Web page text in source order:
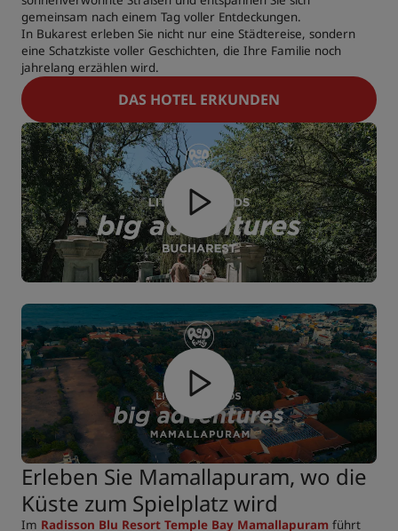
gemeinsam nach einem Tag voller Entdeckungen.
In Bukarest erleben Sie nicht nur eine Städtereise, sondern
eine Schatzkiste voller Geschichten, die Ihre Familie noch
jahrelang erzählen wird.
DAS HOTEL ERKUNDEN
Erleben Sie Mamallapuram, wo die
Küste zum Spielplatz wird
Im Radisson Blu Resort Temple Bay Mamallapuram führt